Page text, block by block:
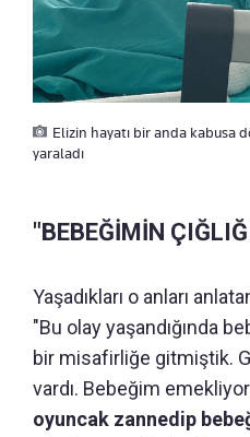
Elizin hayatı bir anda kabusa
yaraladı
"BEBEĞİMİN
Yaşadıkları o anları
"Bu olay yaşandığında
bir misafirliğe gitmiştik.
vardı. Bebeğim
oyuncak zannedip